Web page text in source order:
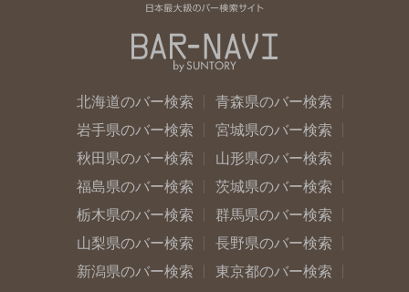
北海道のバー検索
青森県のバー検索
岩手県のバー検索
宮城県のバー検索
秋田県のバー検索
山形県のバー検索
福島県のバー検索
茨城県のバー検索
栃木県のバー検索
群馬県のバー検索
山梨県のバー検索
長野県のバー検索
新潟県のバー検索
東京都のバー検索